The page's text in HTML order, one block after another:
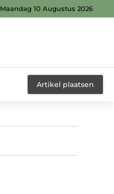
Maandag 10 Augustus 2026
Artikel plaatsen